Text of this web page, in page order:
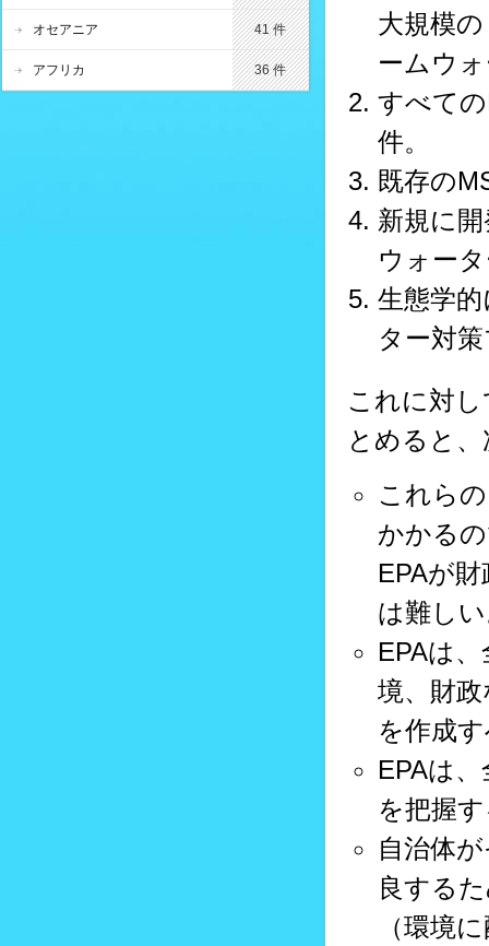
大規模
ームウ
すべて
件。
既存の
新規に
ウォー
生態学
ター対
これに対
とめると
これら
かかる
EPAが
は難し
EPAは
境、財
を作成
EPAは
を把握
自治体
良する
（環境
オセアニア 41 件
アフリカ 36 件